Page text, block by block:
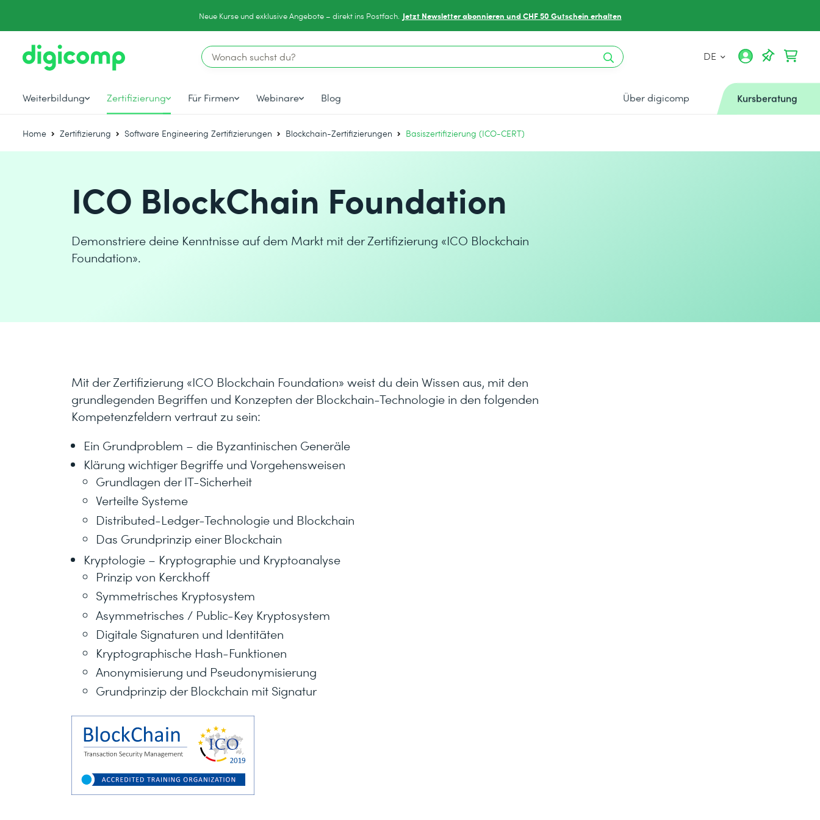
Neue Kurse und exklusive Angebote – direkt ins Postfach. Jetzt Newsletter abonnieren und CHF 50 Gutschein erhalten
DE
Weiterbildung Zertifizierung Für Firmen Webinare Blog Über digicomp Kursberatung
Home Zertifizierung Software Engineering Zertifizierungen Blockchain-Zertifizierungen Basiszertifizierung (ICO-CERT)
ICO BlockChain Foundation
Demonstriere deine Kenntnisse auf dem Markt mit der Zertifizierung «ICO Blockchain
Foundation».
Mit der Zertifizierung «ICO Blockchain Foundation» weist du dein Wissen aus, mit den
grundlegenden Begriffen und Konzepten der Blockchain-Technologie in den folgenden
Kompetenzfeldern vertraut zu sein:
Ein Grundproblem – die Byzantinischen Generäle
Klärung wichtiger Begriffe und Vorgehensweisen
Grundlagen der IT-Sicherheit
Verteilte Systeme
Distributed-Ledger-Technologie und Blockchain
Das Grundprinzip einer Blockchain
Kryptologie – Kryptographie und Kryptoanalyse
Prinzip von Kerckhoff
Symmetrisches Kryptosystem
Asymmetrisches / Public-Key Kryptosystem
Digitale Signaturen und Identitäten
Kryptographische Hash-Funktionen
Anonymisierung und Pseudonymisierung
Grundprinzip der Blockchain mit Signatur